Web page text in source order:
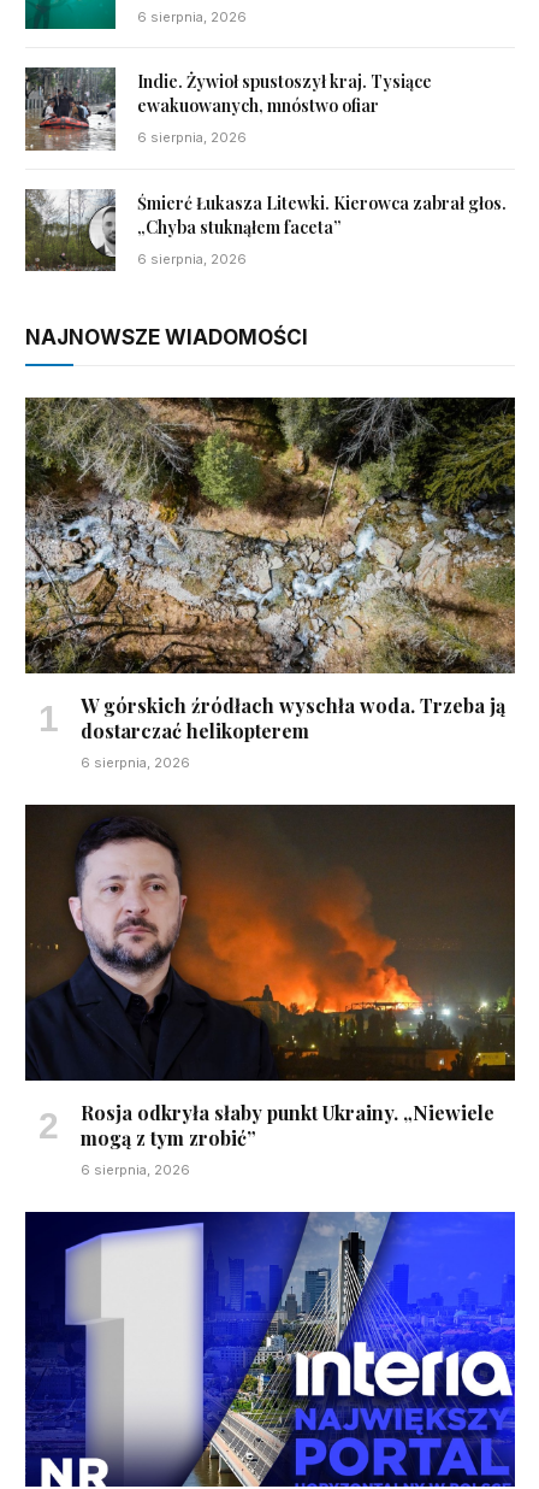
6 sierpnia, 2026
Indie. Żywioł spustoszył kraj. Tysiące
ewakuowanych, mnóstwo ofiar
6 sierpnia, 2026
Śmierć Łukasza Litewki. Kierowca zabrał głos.
„Chyba stuknąłem faceta”
6 sierpnia, 2026
NAJNOWSZE WIADOMOŚCI
W górskich źródłach wyschła woda. Trzeba ją
dostarczać helikopterem
6 sierpnia, 2026
Rosja odkryła słaby punkt Ukrainy. „Niewiele
mogą z tym zrobić”
6 sierpnia, 2026